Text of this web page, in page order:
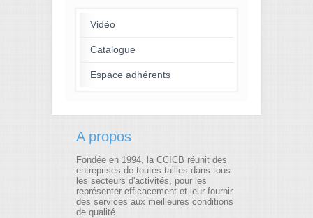
Vidéo
Catalogue
Espace adhérents
A propos
Fondée en 1994, la CCICB réunit des
entreprises de toutes tailles dans tous
les secteurs d'activités, pour les
représenter efficacement et leur fournir
des services aux meilleures conditions
de qualité.